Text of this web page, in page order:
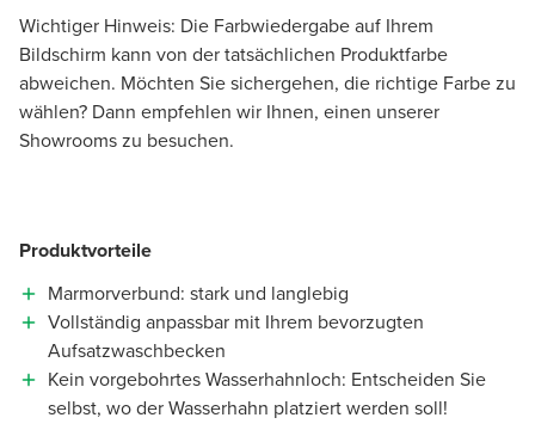
Wichtiger Hinweis: Die Farbwiedergabe auf Ihrem
Bildschirm kann von der tatsächlichen Produktfarbe
abweichen. Möchten Sie sichergehen, die richtige Farbe zu
wählen? Dann empfehlen wir Ihnen, einen unserer
Showrooms zu besuchen.
Produktvorteile
Marmorverbund: stark und langlebig
Vollständig anpassbar mit Ihrem bevorzugten
Aufsatzwaschbecken
Kein vorgebohrtes Wasserhahnloch: Entscheiden Sie
selbst, wo der Wasserhahn platziert werden soll!